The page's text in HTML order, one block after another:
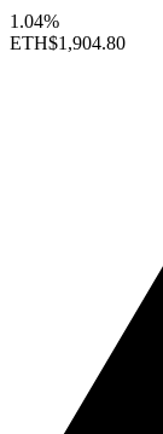
1.04%
ETH$1,904.80